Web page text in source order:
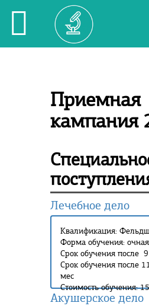
Приемная
кампания
Лечебное дело
Квалификация:
Форма обучения: очная
Срок обучения после
Срок обучения после
мес
Стоимость обучения:
Акушерское дело